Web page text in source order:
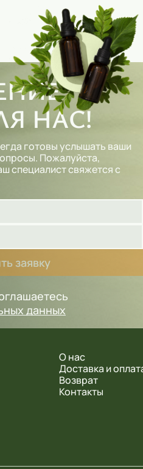
НАС!
готовы услышать ваши
Пожалуйста,
специалист свяжется с
заявку
данных
О нас
Доставка и
Возврат
Контакты